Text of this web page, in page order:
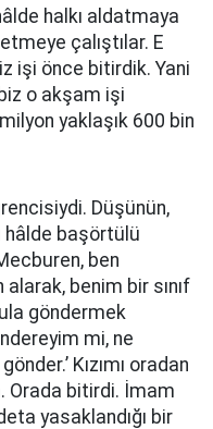
halkı aldatmaya
çalıştılar. E
işi önce bitirdik. Yani
o akşam işi
yaklaşık 600 bin
Düşünün,
hâlde başörtülü
ben
benim bir sınıf
göndermek
mi, ne
Kızımı oradan
Orada bitirdi. İmam
yasaklandığı bir